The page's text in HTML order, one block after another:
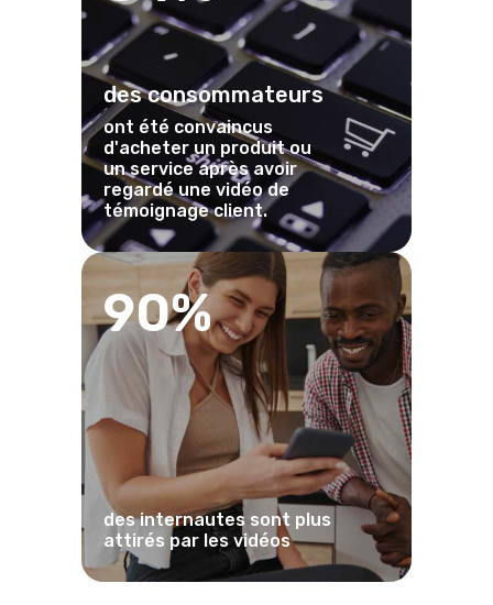
des consommateurs
ont été convaincus
d'acheter un produit ou
un service après avoir
regardé une vidéo de
témoignage client.
90%
des internautes sont plus
attirés par les vidéos